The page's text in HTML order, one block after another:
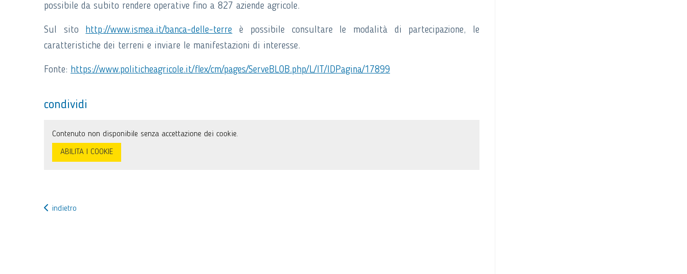
possibile da subito rendere operative fino a 827 aziende agricole.
Sul sito http://www.ismea.it/banca-delle-terre è possibile consultare le modalità di partecipazione, le
caratteristiche dei terreni e inviare le manifestazioni di interesse.
Fonte: https://www.politicheagricole.it/flex/cm/pages/ServeBLOB.php/L/IT/IDPagina/17899
condividi
Contenuto non disponibile senza accettazione dei cookie.
ABILITA I COOKIE
indietro